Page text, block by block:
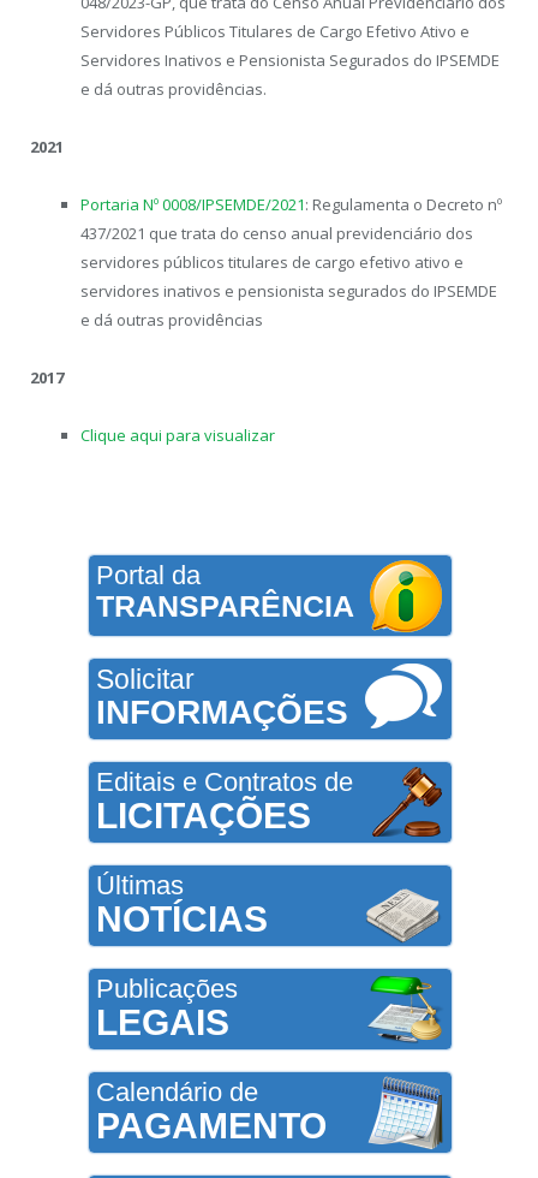
Servidores Públicos Titulares de Cargo Efetivo Ativo e
Servidores Inativos e Pensionista Segurados do IPSEMDE
e dá outras providências.
2021
Portaria Nº 0008/IPSEMDE/2021: Regulamenta o Decreto nº
437/2021 que trata do censo anual previdenciário dos
servidores públicos titulares de cargo efetivo ativo e
servidores inativos e pensionista segurados do IPSEMDE
e dá outras providências
2017
Clique aqui para visualizar
Portal da
TRANSPARÊNCIA
Solicitar
INFORMAÇÕES
Editais e Contratos de
LICITAÇÕES
Últimas
NOTÍCIAS
Publicações
LEGAIS
Calendário de
PAGAMENTO